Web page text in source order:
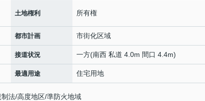
土地権利 所有権
都市計画 市街化区域
接道状況 一方(南西 私道 4.0m 間口 4.4m)
最適用途 住宅用地
法/高度地区/準防火地域